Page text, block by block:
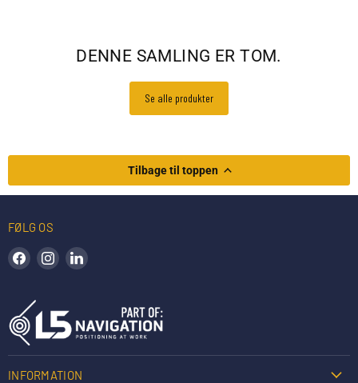
DENNE SAMLING ER TOM.
Se alle produkter
Tilbage til toppen
FØLG OS
Find os på Facebook
Find os på Instagram
INFORMATION